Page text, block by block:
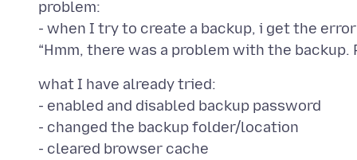
problem:
- when I try to create a backup, i get the
what I have already tried:
- enabled and disabled backup password
- changed the backup folder/location
- cleared browser cache